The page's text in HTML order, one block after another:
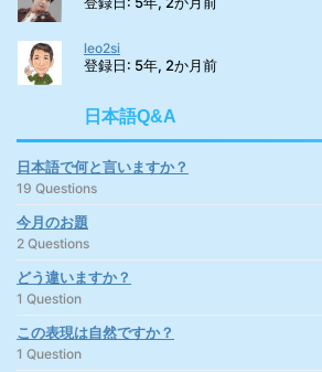
leo2si
登録日: 5年, 2か月前
日本語Q&A
日本語で何と言いますか？
19 Questions
今月のお題
2 Questions
どう違いますか？
1 Question
この表現は自然ですか？
1 Question